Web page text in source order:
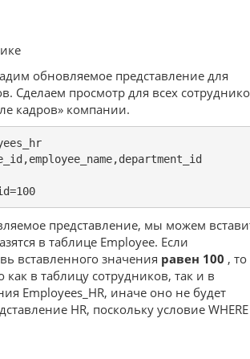
обновляемое представление для
Сделаем просмотр для всех
кадров» компании.
представление, мы можем
в таблице Employee. Если
вставленного значения равен 100 , то
в таблицу сотрудников, так и в
Employees_HR, иначе оно не будет
HR, поскольку условие WHERE